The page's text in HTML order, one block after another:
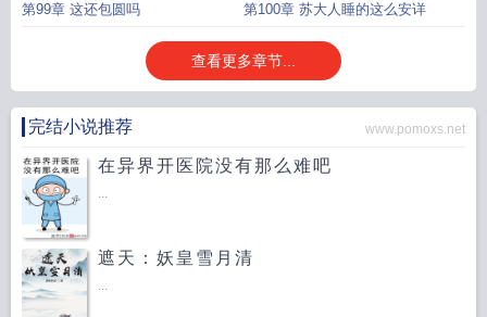
第99章 这还包圆吗 第100章 苏大人睡的这么安详
查看更多章节...
完结小说推荐 www.pomoxs.net
在异界开医院没有那么难吧
...
遮天：妖皇雪月清
...